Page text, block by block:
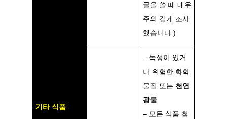
글을 쓸 때 매우
주의 깊게 조사
했습니다.)
기타 식품
– 독성이 있거
나 위험한 화학
물질 또는 천연
광물
– 모든 식품 첨